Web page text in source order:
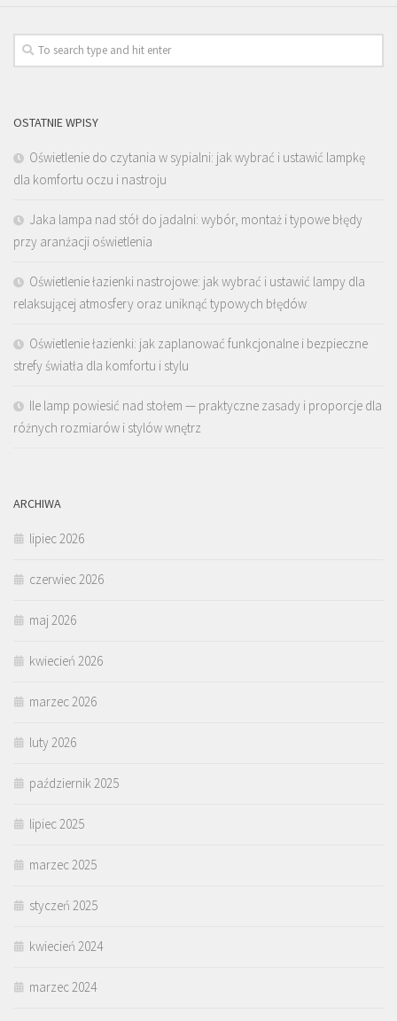
OSTATNIE WPISY
Oświetlenie do czytania w sypialni: jak wybrać i ustawić lampkę
dla komfortu oczu i nastroju
Jaka lampa nad stół do jadalni: wybór, montaż i typowe błędy
przy aranżacji oświetlenia
Oświetlenie łazienki nastrojowe: jak wybrać i ustawić lampy dla
relaksującej atmosfery oraz uniknąć typowych błędów
Oświetlenie łazienki: jak zaplanować funkcjonalne i bezpieczne
strefy światła dla komfortu i stylu
Ile lamp powiesić nad stołem — praktyczne zasady i proporcje dla
różnych rozmiarów i stylów wnętrz
ARCHIWA
lipiec 2026
czerwiec 2026
maj 2026
kwiecień 2026
marzec 2026
luty 2026
październik 2025
lipiec 2025
marzec 2025
styczeń 2025
kwiecień 2024
marzec 2024